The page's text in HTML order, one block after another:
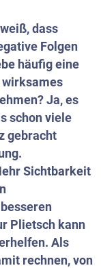
dass
Folgen
häufig eine
wirksames
Ja, es
schon viele
gebracht
Sichtbarkeit
Plietsch kann
Als
rechnen, von